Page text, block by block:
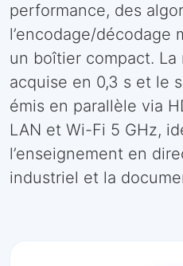
performance, des
l’encodage/décodage
un boîtier compact.
acquise en 0,3 s et le
émis en parallèle via
LAN et Wi-Fi 5 GHz,
l’enseignement en
industriel et la